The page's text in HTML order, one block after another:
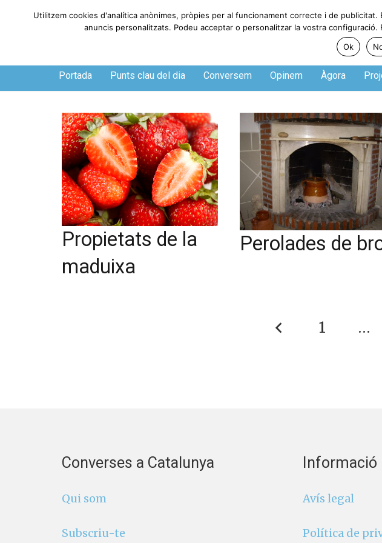
Dissabte, 8 de agosto de 2026
Portada Punts clau del dia Conversem Opinem Àgora
Propietats de la
maduixa
Perolades de
1 …
Converses a Catalunya
Qui som
Subscriu-te
Informació
Avís legal
Política de
Utilitzem cookies d'analítica anònimes, pròpies per al funcionament correcte i de
anuncis personalitzats. Podeu acceptar o personalitzar la vostra configuració.
Ok